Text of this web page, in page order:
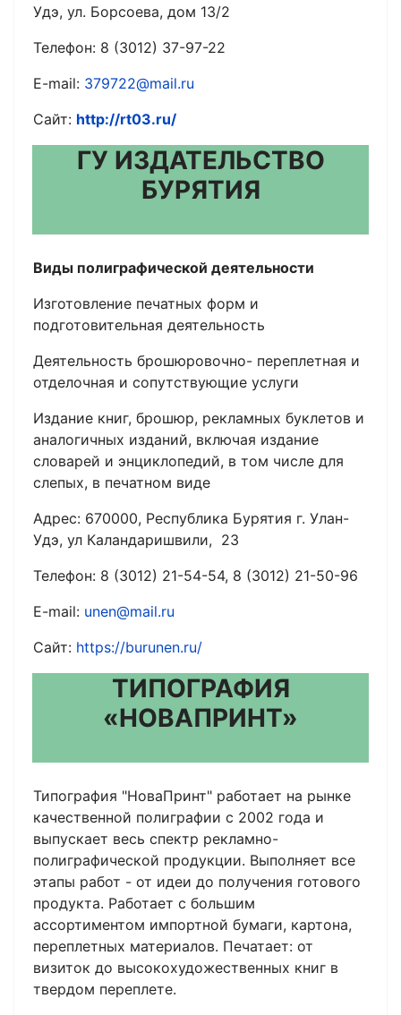
Удэ, ул. Борсоева, дом 13/2
Телефон: 8 (3012) 37-97-22
E-mail: 379722@mail.ru
Сайт: http://rt03.ru/
ГУ ИЗДАТЕЛЬСТВО
БУРЯТИЯ
Виды полиграфической деятельности
Изготовление печатных форм и
подготовительная деятельность
Деятельность брошюровочно- переплетная и
отделочная и сопутствующие услуги
Издание книг, брошюр, рекламных буклетов и
аналогичных изданий, включая издание
словарей и энциклопедий, в том числе для
слепых, в печатном виде
Адрес: 670000, Республика Бурятия г. Улан-
Удэ, ул Каландаришвили, 23
Телефон: 8 (3012) 21-54-54, 8 (3012) 21-50-96
E-mail: unen@mail.ru
Сайт: https://burunen.ru/
ТИПОГРАФИЯ
«НОВАПРИНТ»
Типография "НоваПринт" работает на рынке
качественной полиграфии с 2002 года и
выпускает весь спектр рекламно-
полиграфической продукции. Выполняет все
этапы работ - от идеи до получения готового
продукта. Работает с большим
ассортиментом импортной бумаги, картона,
переплетных материалов. Печатает: от
визиток до высокохудожественных книг в
твердом переплете.